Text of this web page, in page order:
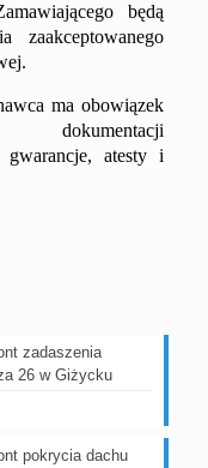
będą
zaakceptowanego
ma obowiązek
dokumentacji
gwarancje, atesty i
zadaszenia
26 w Giżycku
pokrycia dachu